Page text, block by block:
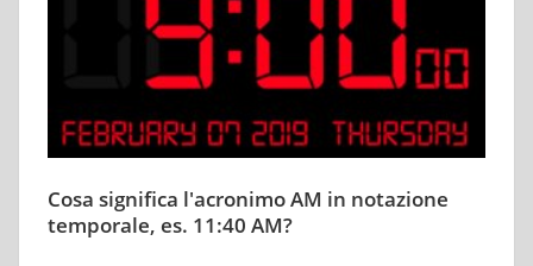
Cosa significa l'acronimo AM in notazione
temporale, es. 11:40 AM?